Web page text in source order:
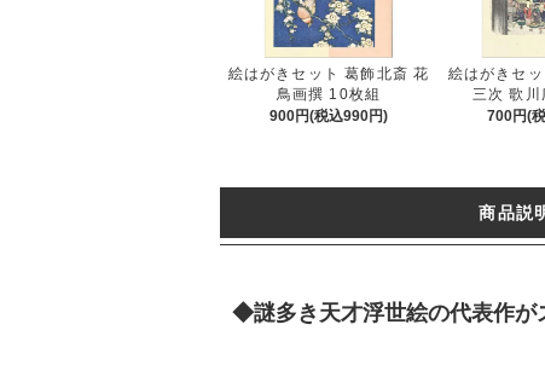
絵はがきセット 葛飾北斎 花
鳥画撰 10枚組
900円(税込990円)
絵はがきセ
三次 歌川
700円(
商品説
◆謎多き天才浮世絵の代表作が